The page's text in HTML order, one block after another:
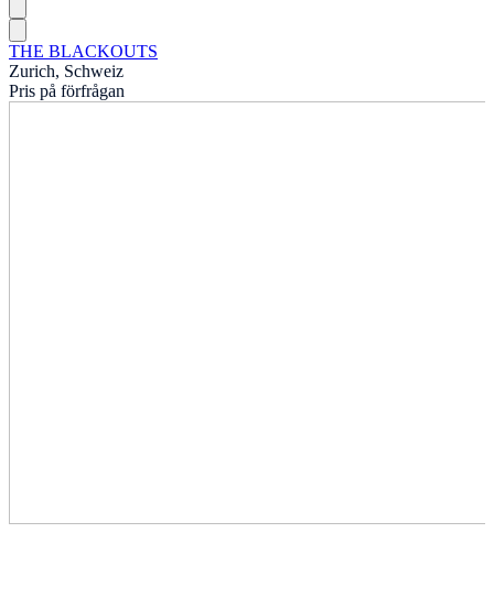
THE BLACKOUTS
Zurich, Schweiz
Pris på förfrågan